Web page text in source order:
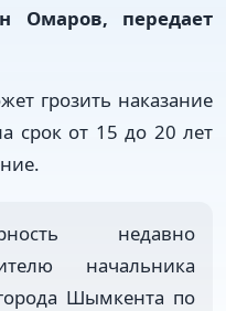
Омаров, передает
грозить наказание
срок от 15 до 20 лет
недавно
начальника
Шымкента по